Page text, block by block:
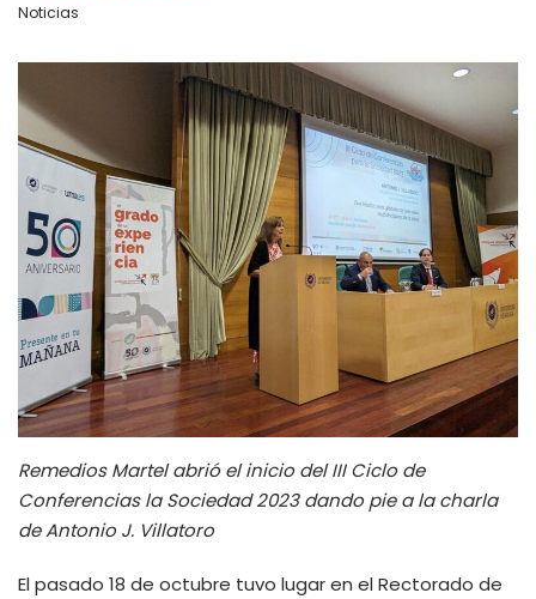
Noticias
Remedios Martel abrió el inicio del III Ciclo de
Conferencias la Sociedad 2023 dando pie a la charla
de Antonio J. Villatoro
El pasado 18 de octubre tuvo lugar en el Rectorado de